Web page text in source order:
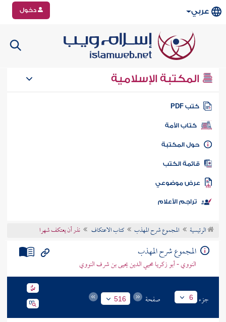
عربي دخول
المكتبة الإسلامية
كتب PDF
كتاب الأمة
المكتبة
الكتب
موضوعي
تراجم الأعلام
الرئيسية المجموع شرح المهذب كتاب الاعتكاف نذر أن يعتكف شهرا
المجموع شرح المهذب
النووي - أبو زكريا محيي الدين يحيى بن شرف النووي
جزء 6 صفحة 516